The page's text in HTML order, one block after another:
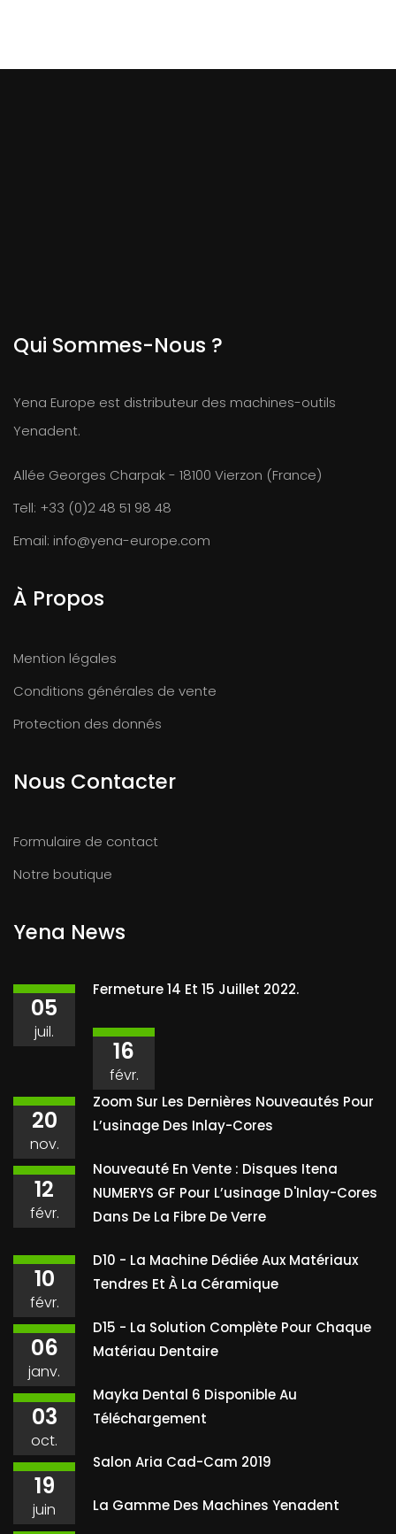
Qui Sommes-Nous ?
Yena Europe est distributeur des machines-outils
Yenadent.
Allée Georges Charpak - 18100 Vierzon (France)
Tell: +33 (0)2 48 51 98 48
Email: info@yena-europe.com
À Propos
Mention légales
Conditions générales de vente
Protection des donnés
Nous Contacter
Formulaire de contact
Notre boutique
Yena News
05
juil.
Fermeture 14 Et 15 Juillet 2022.
16
févr.
Zoom Sur Les Dernières Nouveautés Pour
L’usinage Des Inlay-Cores
20
nov.
Nouveauté En Vente : Disques Itena
NUMERYS GF Pour L’usinage D'Inlay-Cores
Dans De La Fibre De Verre
12
févr.
D10 - La Machine Dédiée Aux Matériaux
Tendres Et À La Céramique
10
févr.
D15 - La Solution Complète Pour Chaque
Matériau Dentaire
06
janv.
Mayka Dental 6 Disponible Au
Téléchargement
03
oct.
Salon Aria Cad-Cam 2019
19
juin La Gamme Des Machines Yenadent